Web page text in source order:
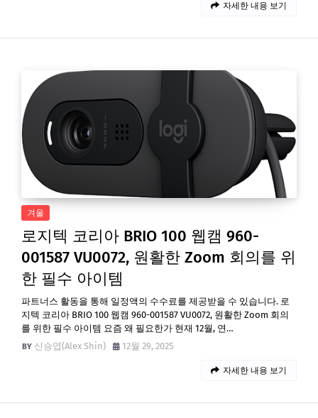
자세한 내용 보기
겨울
로지텍 코리아 BRIO 100 웹캠 960-
001587 VU0072, 원활한 Zoom 회의를 위
한 필수 아이템
파트너스 활동을 통해 일정액의 수수료를 제공받을 수 있습니다. 로
지텍 코리아 BRIO 100 웹캠 960-001587 VU0072, 원활한 Zoom 회의
를 위한 필수 아이템 요즘 왜 필요한가 현재 12월, 연…
신승엽(Alex Shin)
12월 29, 2025
자세한 내용 보기